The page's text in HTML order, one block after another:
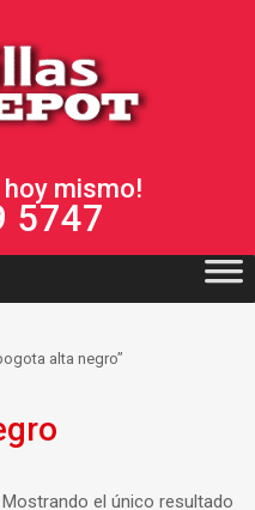
hoy mismo!
5747
alta negro”
Mostrando el único resultado